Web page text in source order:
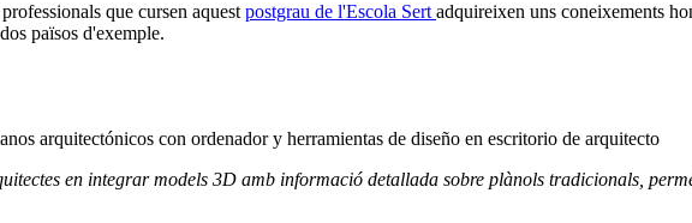
que cursen aquest postgrau de l'Escola Sert adquireixen uns coneixements
països d'exemple.
en integrar models 3D amb informació detallada sobre plànols tradicionals,